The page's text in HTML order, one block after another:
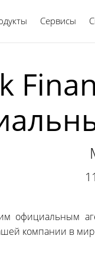
Сервисы
официальным
компании в